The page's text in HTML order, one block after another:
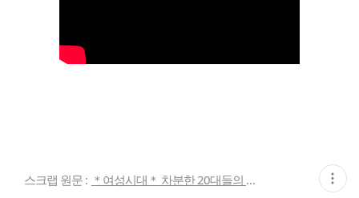
스크랩 원문 : ＊여성시대＊ 차분한 20대들의 알흠다운 공간 현
재